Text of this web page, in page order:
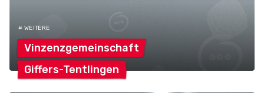
# WEITERE
Vinzenzgemeinschaft
Giffers-Tentlingen